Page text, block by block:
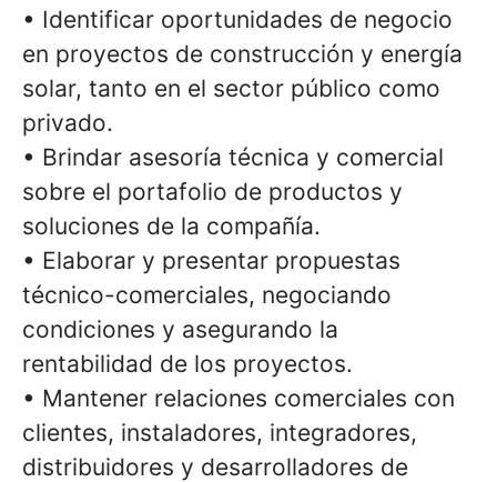
• Identificar oportunidades de negocio
en proyectos de construcción y energía
solar, tanto en el sector público como
privado.
• Brindar asesoría técnica y comercial
sobre el portafolio de productos y
soluciones de la compañía.
• Elaborar y presentar propuestas
técnico-comerciales, negociando
condiciones y asegurando la
rentabilidad de los proyectos.
• Mantener relaciones comerciales con
clientes, instaladores, integradores,
distribuidores y desarrolladores de